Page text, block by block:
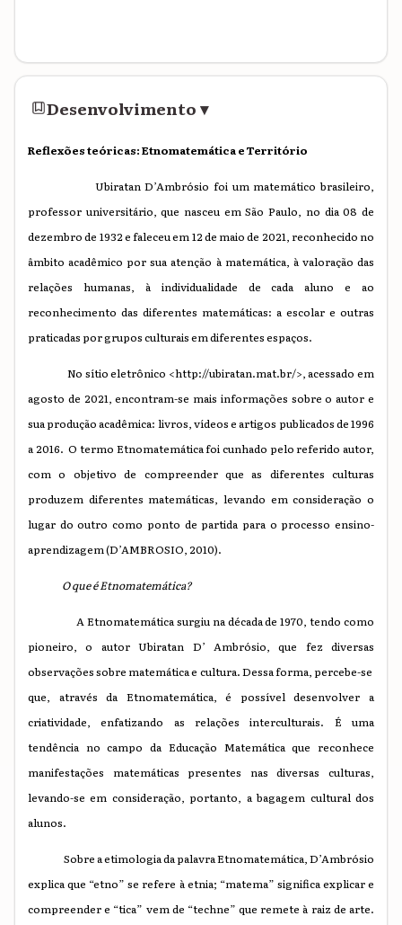
Desenvolvimento▾
Reflexões teóricas: Etnomatemática e Território
Ubiratan D’Ambrósio foi um matemático brasileiro,
professor universitário, que nasceu em São Paulo, no dia 08 de
dezembro de 1932 e faleceu em 12 de maio de 2021, reconhecido no
âmbito acadêmico por sua atenção à matemática, à valoração das
relações humanas, à individualidade de cada aluno e ao
reconhecimento das diferentes matemáticas: a escolar e outras
praticadas por grupos culturais em diferentes espaços.
No sítio eletrônico <http://ubiratan.mat.br/>, acessado em
agosto de 2021, encontram-se mais informações sobre o autor e
sua produção acadêmica: livros, vídeos e artigos publicados de 1996
a 2016. O termo Etnomatemática foi cunhado pelo referido autor,
com o objetivo de compreender que as diferentes culturas
produzem diferentes matemáticas, levando em consideração o
lugar do outro como ponto de partida para o processo ensino-
aprendizagem (D’AMBROSIO, 2010).
O que é Etnomatemática?
A Etnomatemática surgiu na década de 1970, tendo como
pioneiro, o autor Ubiratan D’ Ambrósio, que fez diversas
observações sobre matemática e cultura. Dessa forma, percebe-se
que, através da Etnomatemática, é possível desenvolver a
criatividade, enfatizando as relações interculturais. É uma
tendência no campo da Educação Matemática que reconhece
manifestações matemáticas presentes nas diversasculturas,
levando-se em consideração, portanto, a bagagem cultural dos
alunos.
Sobre a etimologia da palavra Etnomatemática, D’Ambrósio
explica que “etno” se refere à etnia; “matema” significa explicar e
compreender e “tica” vem de “techne” que remete à raiz de arte.